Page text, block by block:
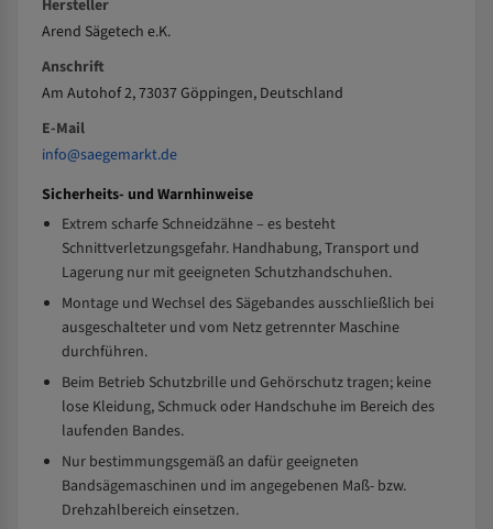
Hersteller
Arend Sägetech e.K.
Anschrift
Am Autohof 2, 73037 Göppingen, Deutschland
E-Mail
info@saegemarkt.de
Sicherheits- und Warnhinweise
Extrem scharfe Schneidzähne – es besteht
Schnittverletzungsgefahr. Handhabung, Transport und
Lagerung nur mit geeigneten Schutzhandschuhen.
Montage und Wechsel des Sägebandes ausschließlich bei
ausgeschalteter und vom Netz getrennter Maschine
durchführen.
Beim Betrieb Schutzbrille und Gehörschutz tragen; keine
lose Kleidung, Schmuck oder Handschuhe im Bereich des
laufenden Bandes.
Nur bestimmungsgemäß an dafür geeigneten
Bandsägemaschinen und im angegebenen Maß- bzw.
Drehzahlbereich einsetzen.